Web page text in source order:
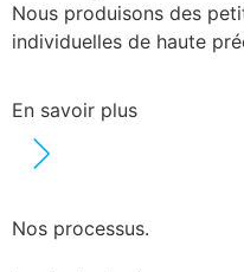
Nous produisons des
individuelles de haute
En savoir plus
Nos processus.